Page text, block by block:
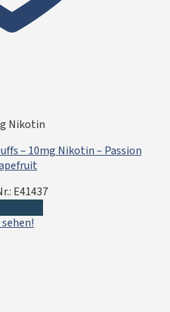
Nikotin
– 10mg Nikotin – Passion
E41437